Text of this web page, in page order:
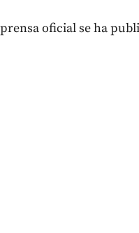
oficial se ha